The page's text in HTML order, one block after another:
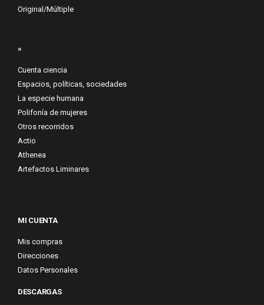
Original/Múltiple
»
Cuenta ciencia
Espacios, políticas, sociedades
La especie humana
Polifonía de mujeres
Otros recorridos
Actio
Athenea
Artefactos Liminares
MI CUENTA
Mis compras
Direcciones
Datos Personales
DESCARGAS